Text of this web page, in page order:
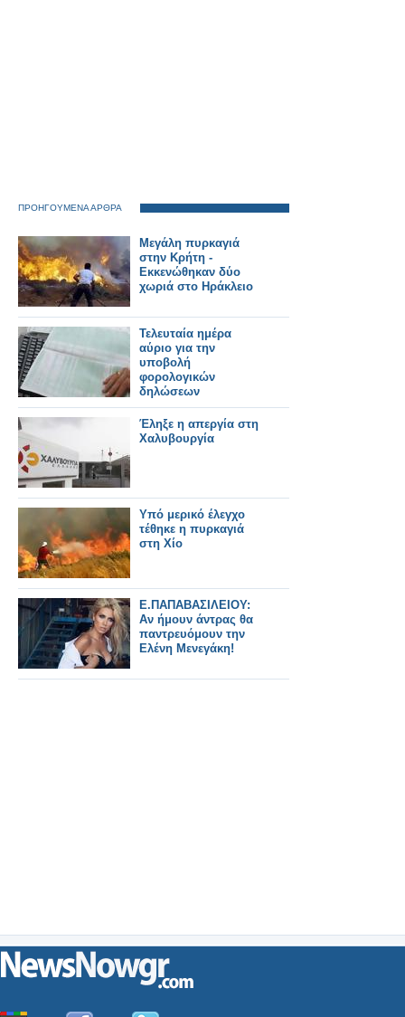
ΠΡΟΗΓΟΥΜΕΝΑ ΑΡΘΡΑ
Μεγάλη πυρκαγιά
στην Κρήτη -
Εκκενώθηκαν δύο
χωριά στο Ηράκλειο
Τελευταία ημέρα
αύριο για την
υποβολή
φορολογικών
δηλώσεων
Έληξε η απεργία στη
Χαλυβουργία
Υπό μερικό έλεγχο
τέθηκε η πυρκαγιά
στη Χίο
Ε.ΠΑΠΑΒΑΣΙΛΕΙΟΥ:
Αν ήμουν άντρας θα
παντρευόμουν την
Ελένη Μενεγάκη!